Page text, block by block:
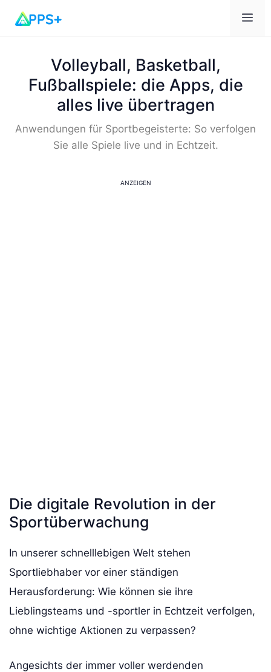
Volleyball, Basketball,
Fußballspiele: die Apps, die
alles live übertragen
Anwendungen für Sportbegeisterte: So verfolgen
Sie alle Spiele live und in Echtzeit.
ANZEIGEN
Die digitale Revolution in der
Sportüberwachung
In unserer schnelllebigen Welt stehen
Sportliebhaber vor einer ständigen
Herausforderung: Wie können sie ihre
Lieblingsteams und -sportler in Echtzeit verfolgen,
ohne wichtige Aktionen zu verpassen?
Angesichts der immer voller werdenden